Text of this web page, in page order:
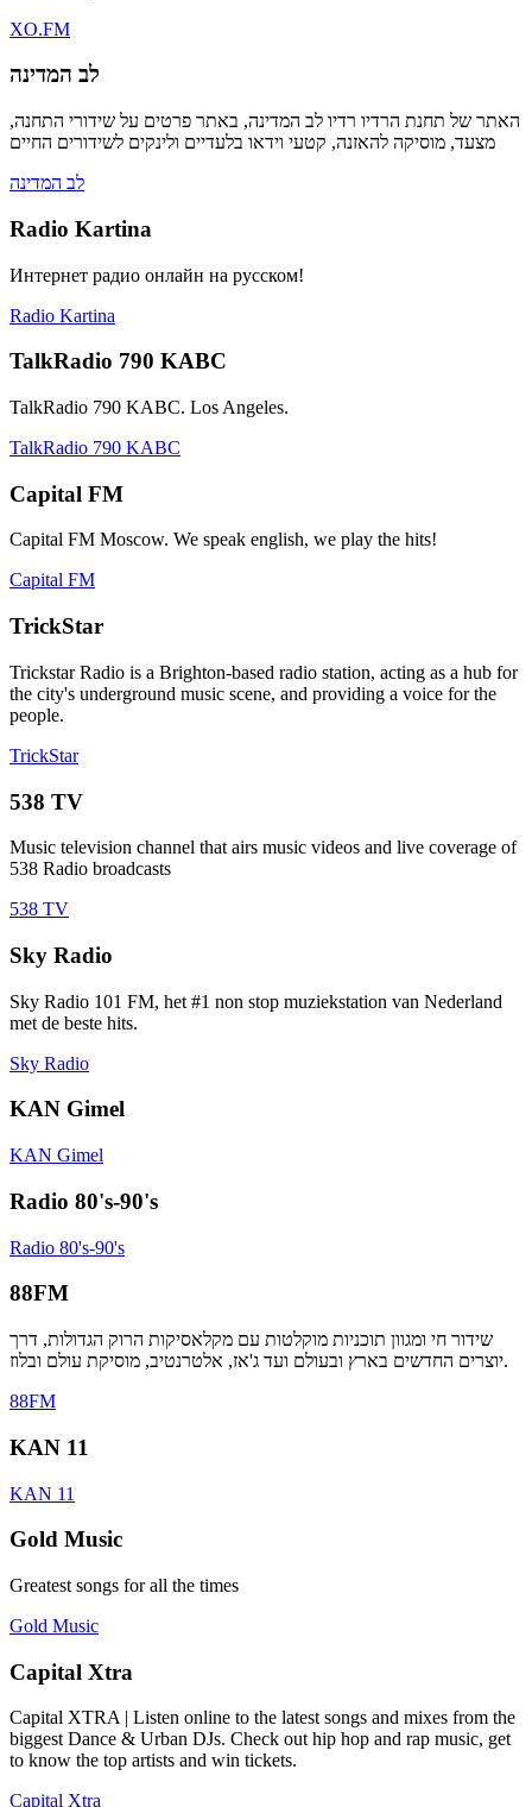
XO.FM
לב המדינה
האתר של תחנת הרדיו רדיו לב המדינה, באתר פרטים על שידורי התחנה,
מצעד, מוסיקה להאזנה, קטעי וידאו בלעדיים ולינקים לשידורים החיים
לב המדינה
Radio Kartina
Интернет радио онлайн на русском!
Radio Kartina
TalkRadio 790 KABC
TalkRadio 790 KABC. Los Angeles.
TalkRadio 790 KABC
Capital FM
Capital FM Moscow. We speak english, we play the hits!
Capital FM
TrickStar
Trickstar Radio is a Brighton-based radio station, acting as a hub for
the city's underground music scene, and providing a voice for the
people.
TrickStar
538 TV
Music television channel that airs music videos and live coverage of
538 Radio broadcasts
538 TV
Sky Radio
Sky Radio 101 FM, het #1 non stop muziekstation van Nederland
met de beste hits.
Sky Radio
KAN Gimel
KAN Gimel
Radio 80's-90's
Radio 80's-90's
88FM
שידור חי ומגוון תוכניות מוקלטות עם מקלאסיקות הרוק הגדולות, דרך
יוצרים החדשים בארץ ובעולם ועד ג'אז, אלטרנטיב, מוסיקת עולם ובלוז.
88FM
KAN 11
KAN 11
Gold Music
Greatest songs for all the times
Gold Music
Capital Xtra
Capital XTRA | Listen online to the latest songs and mixes from the
biggest Dance & Urban DJs. Check out hip hop and rap music, get
to know the top artists and win tickets.
Capital Xtra